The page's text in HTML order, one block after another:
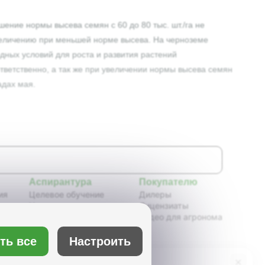
нормы высева семян с 60 до 80 тыс. шт./га не
при меньшей норме высева. На черноземе
условий для роста и развития растений
а так же при увеличении нормы высева семян
мая.
Аспирантура
Целевое обучение
Новости аспирантуры
Портфолио аспирантов
Расписание
Учебно-методическое
обеспечение
Покупателю
Дилеры
Лицензиаты
Видео для агронома
все Настроить